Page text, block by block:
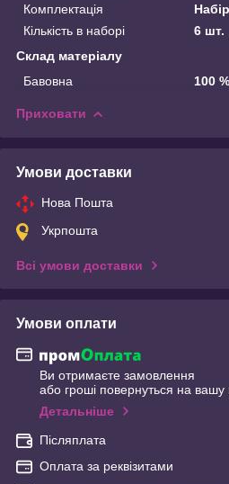
Комплектація
Набір
Кількість в наборі
6 шт.
Склад матеріалу
Бавовна
100 %
Приховати
Умови доставки
Нова Пошта
Укрпошта
Всі умови доставки
Умови оплати
Ви отримаєте замовлення
або гроші повернуться на вашу
Детальніше
Післяплата
Оплата за реквізитами